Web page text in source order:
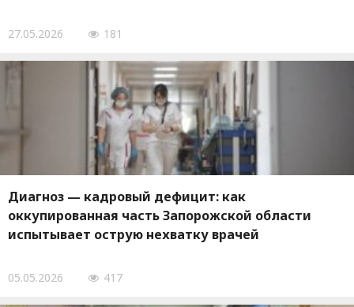
27.05.2026 181
Диагноз — кадровый дефицит: как
оккупированная часть Запорожской области
испытывает острую нехватку врачей
05.05.2026 417